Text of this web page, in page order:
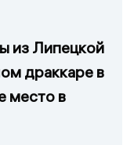
из Липецкой
драккаре в
место в